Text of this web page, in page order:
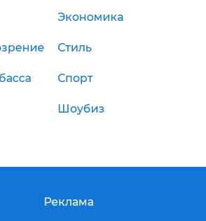
Экономика
Стиль
Спорт
Шоубиз
Реклама